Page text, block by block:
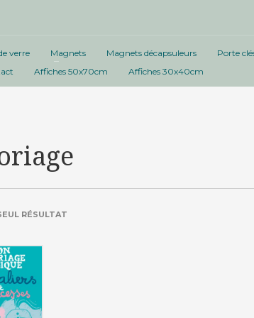
verre Magnets Magnets décapsuleurs Porte
Affiches 50x70cm Affiches 30x40cm
RÉSULTAT